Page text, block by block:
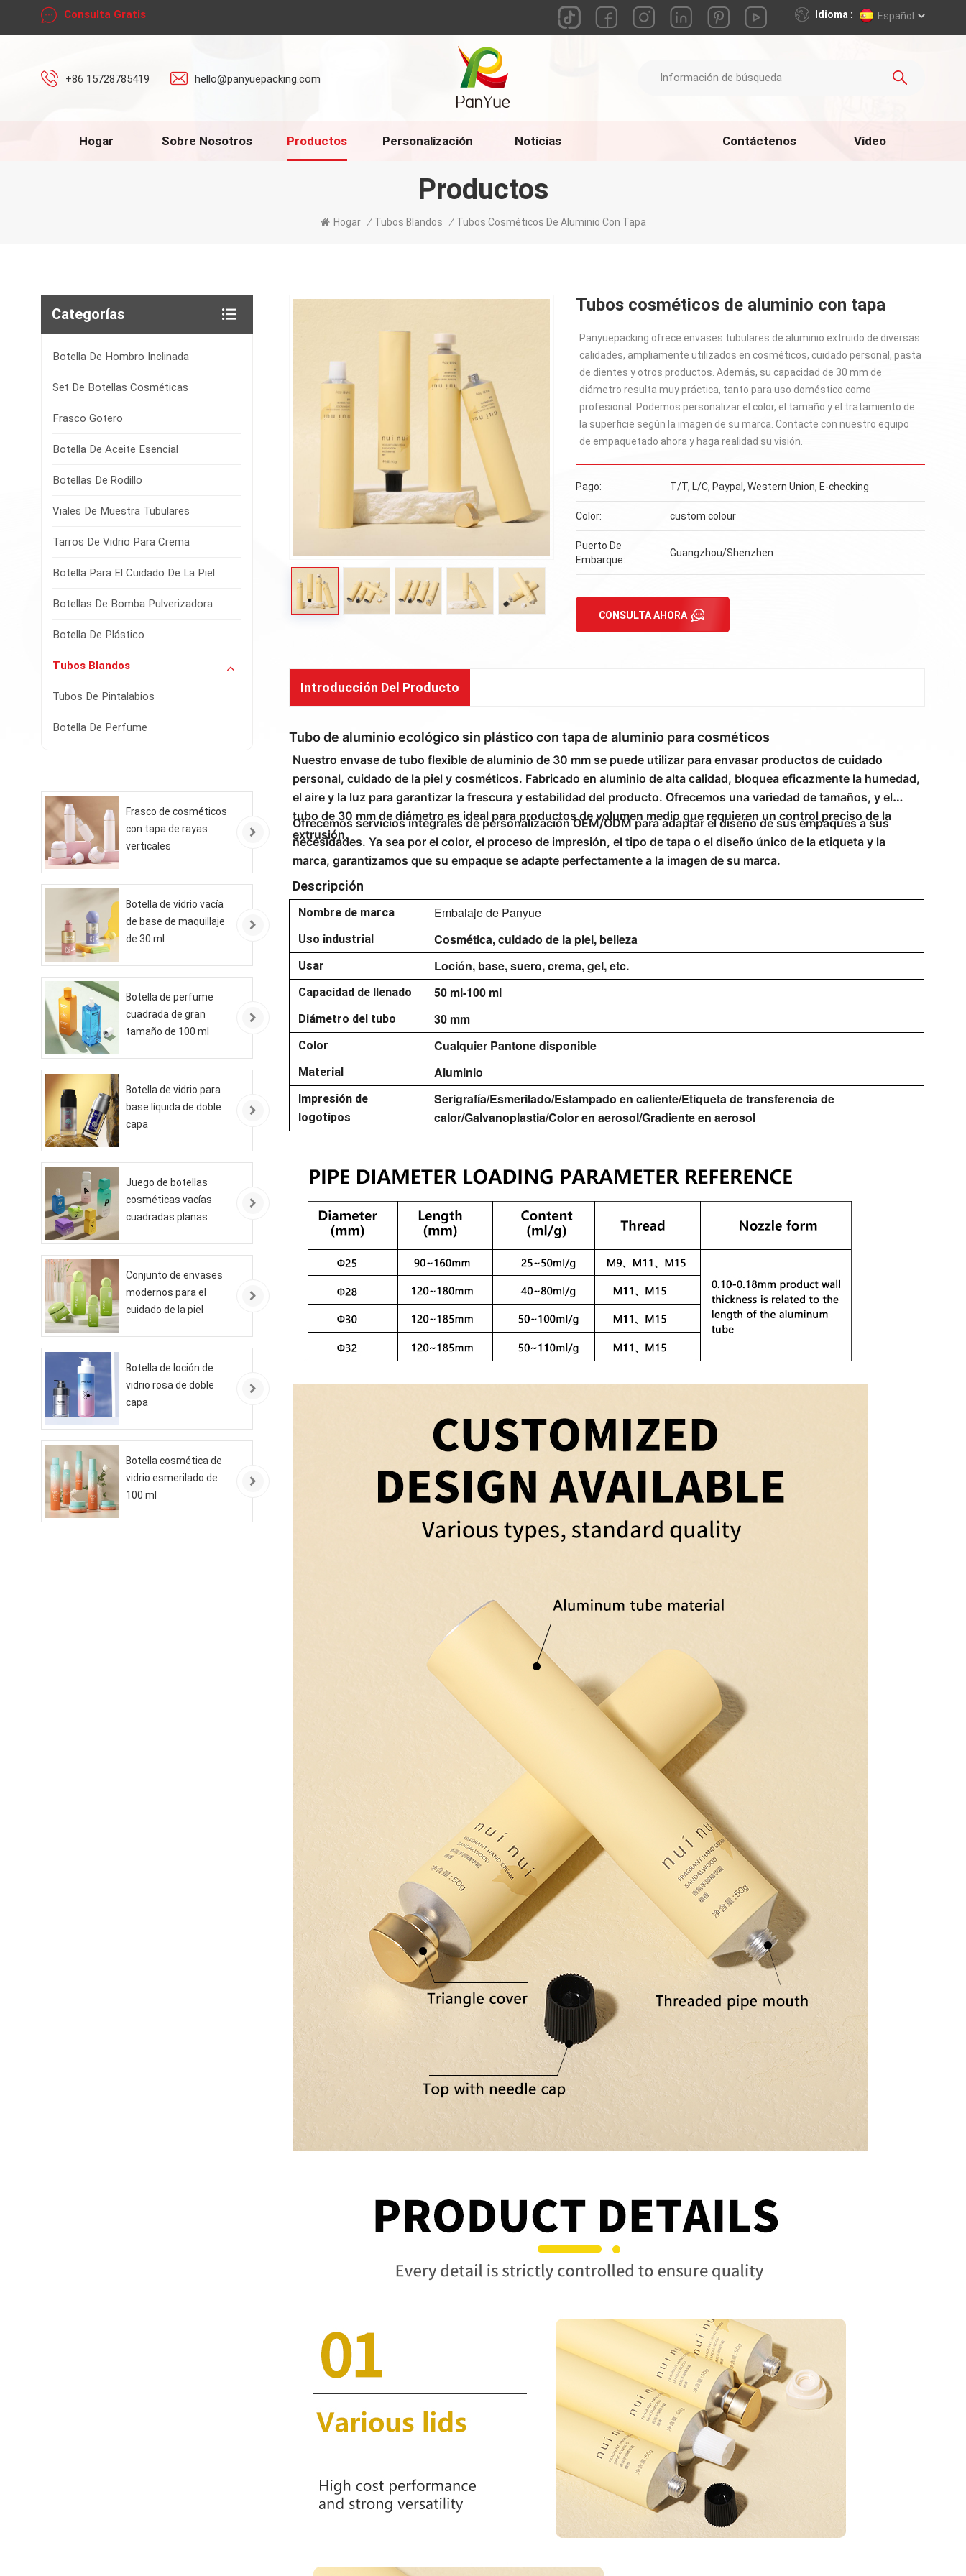
Consulta Gratis Idioma : Español
+86 15728785419 hello@panyuepacking.com
Hogar Sobre Nosotros Productos Personalización Noticias Contáctenos Video
Productos
Hogar / Tubos Blandos / Tubos Cosméticos De Aluminio Con Tapa
Tubos cosméticos de aluminio con tapa
Panyuepacking ofrece envases tubulares de aluminio extruido de diversas
calidades, ampliamente utilizados en cosméticos, cuidado personal, pasta
de dientes y otros productos. Además, su capacidad de 30 mm de
diámetro resulta muy práctica, tanto para uso doméstico como
profesional. Podemos personalizar el color, el tamaño y el tratamiento de
la superficie según la imagen de su marca. Contacte con nuestro equipo
de empaquetado ahora y haga realidad su visión.
Pago: T/T, L/C, Paypal, Western Union, E-checking
Color: custom colour
Puerto De
Embarque:
Guangzhou/Shenzhen
CONSULTA AHORA
Introducción Del Producto
Tubo de aluminio ecológico sin plástico con tapa de aluminio para cosméticos
Nuestro envase de tubo flexible de aluminio de 30 mm se puede utilizar para envasar productos de cuidado
personal, cuidado de la piel y cosméticos. Fabricado en aluminio de alta calidad, bloquea eficazmente la humedad,
el aire y la luz para garantizar la frescura y estabilidad del producto. Ofrecemos una variedad de tamaños, y el
tubo de 30 mm de diámetro es ideal para productos de volumen medio que requieren un control preciso de la
extrusión.
Ofrecemos servicios integrales de personalización OEM/ODM para adaptar el diseño de sus empaques a sus
necesidades. Ya sea por el color, el proceso de impresión, el tipo de tapa o el diseño único de la etiqueta y la
marca, garantizamos que su empaque se adapte perfectamente a la imagen de su marca.
Descripción
Nombre de marca Embalaje de Panyue
Uso industrial Cosmética, cuidado de la piel, belleza
Usar Loción, base, suero, crema, gel, etc.
Capacidad de llenado 50 ml-100 ml
Diámetro del tubo 30 mm
Color Cualquier Pantone disponible
Material Aluminio
Impresión de
logotipos
Serigrafía/Esmerilado/Estampado en caliente/Etiqueta de transferencia de
calor/Galvanoplastia/Color en aerosol/Gradiente en aerosol
Categorías
Botella De Hombro Inclinada
Set De Botellas Cosméticas
Frasco Gotero
Botella De Aceite Esencial
Botellas De Rodillo
Viales De Muestra Tubulares
Tarros De Vidrio Para Crema
Botella Para El Cuidado De La Piel
Botellas De Bomba Pulverizadora
Botella De Plástico
Tubos Blandos
Tubos De Pintalabios
Botella De Perfume
Frasco de cosméticos
con tapa de rayas
verticales
Botella de vidrio vacía
de base de maquillaje
de 30 ml
Botella de perfume
cuadrada de gran
tamaño de 100 ml
Botella de vidrio para
base líquida de doble
capa
Juego de botellas
cosméticas vacías
cuadradas planas
Conjunto de envases
modernos para el
cuidado de la piel
Botella de loción de
vidrio rosa de doble
capa
Botella cosmética de
vidrio esmerilado de
100 ml